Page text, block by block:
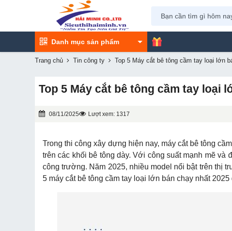
Danh mục sản phẩm
Trang chủ Tin công ty Top 5 Máy cắt bê tông cầm tay loại lớn
Top 5 Máy cắt bê tông cầm tay loại
08/11/2025 Lượt xem: 1317
Trong thi công xây dựng hiện nay, máy cắt bê tông
trên các khối bê tông dày. Với công suất mạnh mẽ và
công trường. Năm 2025, nhiều model nổi bật trên thị
5 máy cắt bê tông cầm tay loại lớn bán chạy nhất